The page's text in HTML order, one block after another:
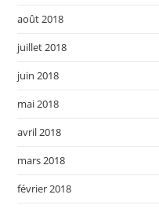
août 2018
juillet 2018
juin 2018
mai 2018
avril 2018
mars 2018
février 2018